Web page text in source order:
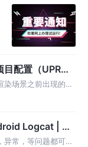
配置（UPR项
染场景之前出现的全
产品的视觉效果，
Logcat | 符
常，等问题都可以